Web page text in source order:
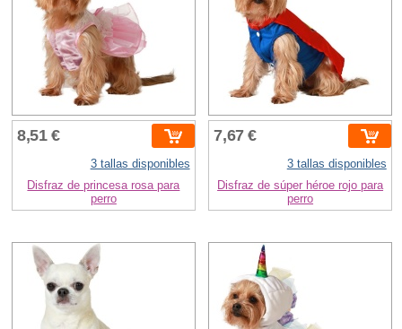
8,51 €
3 tallas disponibles
Disfraz de princesa rosa para
perro
7,67 €
3 tallas disponibles
Disfraz de súper héroe rojo para
perro